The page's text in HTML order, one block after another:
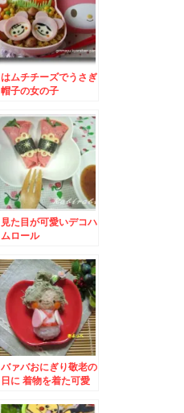
はムチチーズでうさぎ
帽子の女の子
見た目が可愛いデコハ
ムロール
バァバおにぎり敬老の
日に 着物を着た可愛